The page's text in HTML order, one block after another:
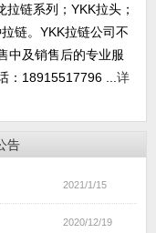
链系列；YKK拉头；
链。YKK拉链公司不
中及销售后的专业服
：18915517796 ... 详
告
2021/1/15
2020/12/19